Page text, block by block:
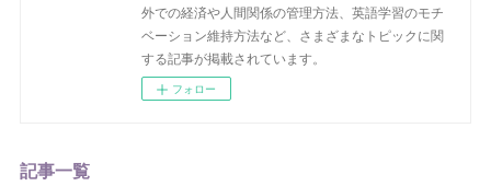
外での経済や人間関係の管理方法、英語学習のモチ
ベーション維持方法など、さまざまなトピックに関
する記事が掲載されています。
フォロー
記事一覧